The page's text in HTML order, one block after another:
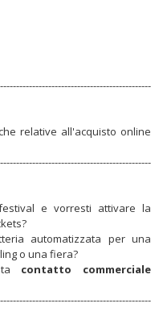
relative all'acquisto online
e vorresti attivare la
automatizzata per una
o una fiera?
contatto commerciale